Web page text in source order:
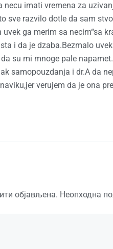
necu imati vremena za
sve razvilo dotle da sam
ga merim sa necim“sa
i da je dzaba.Bezmalo
su mi mnoge pale
samopouzdanja i dr.A da
verujem da je ona
објављена. Неопходна